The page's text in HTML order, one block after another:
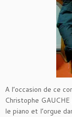
A l’occasion de ce
Christophe
le piano et l’orgue